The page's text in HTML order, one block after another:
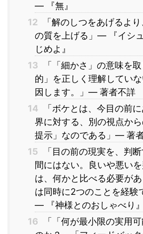
― 『無』
12
「解のしつをあげるよ
の質を上げる」― 『イシ
じめよ』
13
「「細かさ」の意味を
的」を正しく理解してい
因します。」― 著者不詳
14
「ボケとは、今目の前
界に対する、別の視点か
提示」なのである」― 著
15
「目の前の現実を、判
間にはない。良いや悪い
は、何かと比べる必要が
は同時に2つのことを経験
― 『神様とのおしゃべり』
16
「「何が最小限の実用